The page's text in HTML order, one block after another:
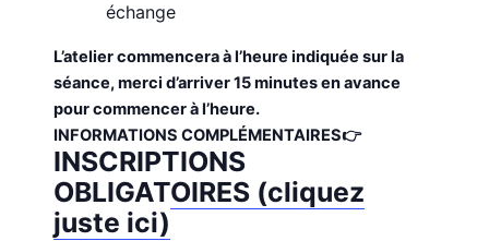
échange
L’atelier commencera à l’heure indiquée sur la
séance, merci d’arriver 15 minutes en avance
pour commencer à l’heure.
INFORMATIONS COMPLÉMENTAIRES👉
INSCRIPTIONS
OBLIGATOIRES (cliquez
juste ici)